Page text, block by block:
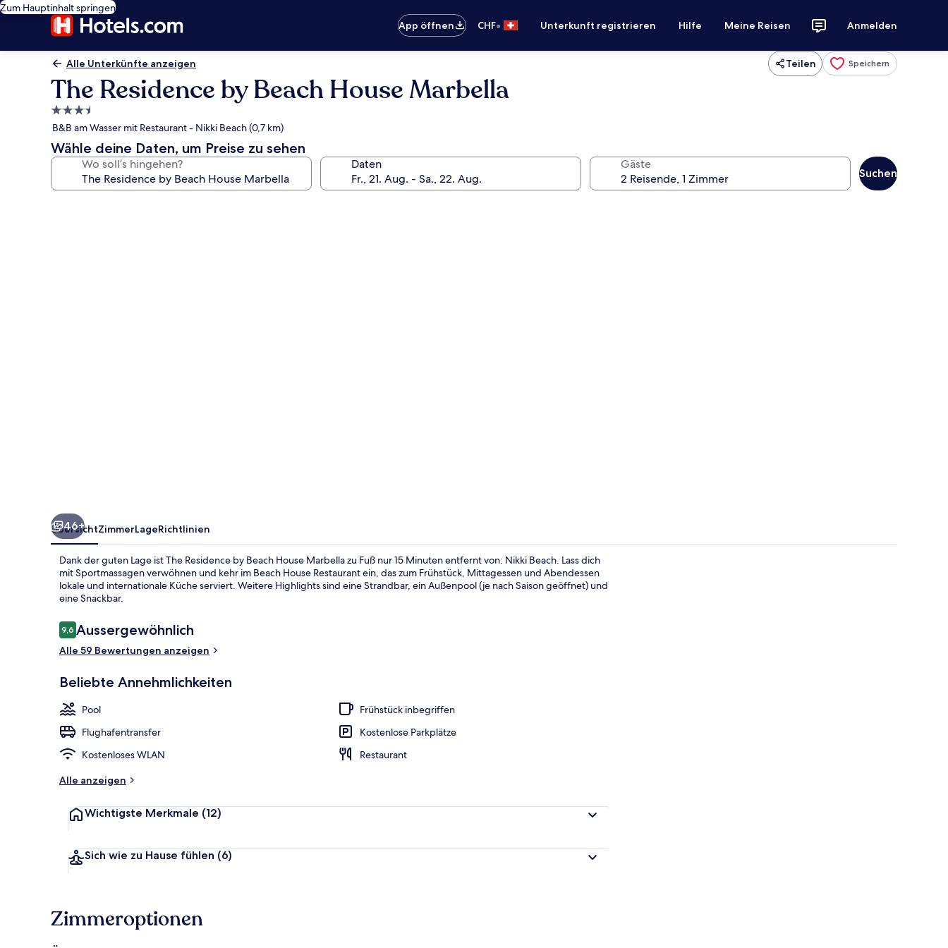
Zum Hauptinhalt springen
App öffnen
CHF• Unterkunft registrieren Hilfe Meine Reisen Anmelden
Alle Unterkünfte anzeigen Teilen Speichern
The Residence by Beach House Marbella
3.5-
Sterne-
Unterkunft
B&B am Wasser mit Restaurant - Nikki Beach (0,7 km)
Wähle deine Daten, um Preise zu sehen
Wo soll’s hingehen? Daten Gäste
Suchen
46+
ÜbersichtZimmerLageRichtlinien
Dank der guten Lage ist The Residence by Beach House Marbella zu Fuß nur 15 Minuten entfernt von: Nikki Beach. Lass dich
mit Sportmassagen verwöhnen und kehr im Beach House Restaurant ein, das zum Frühstück, Mittagessen und Abendessen
lokale und internationale Küche serviert. Weitere Highlights sind eine Strandbar, ein Außenpool (je nach Saison geöffnet) und
eine Snackbar.
Bewertungen
9,69,6 von 10.
Aussergewöhnlich
Alle 59 Bewertungen anzeigen
Beliebte Annehmlichkeiten
Pool
Frühstück inbegriffen
Flughafentransfer
Kostenlose Parkplätze
Kostenloses WLAN
Restaurant
Alle anzeigen
Wichtigste Merkmale (12)
Sich wie zu Hause fühlen (6)
Zimmeroptionen